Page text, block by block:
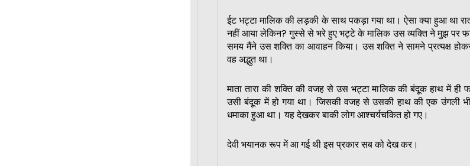
ईट भट्टा मालिक की लड़की के साथ पकड़ा गया था। ऐसा क्या हुआ था
नहीं आया लेकिन? गुस्से से भरे हुए भट्टे के मालिक उस व्यक्ति ने मुझ पर
समय मैंने उस शक्ति का आवाहन किया। उस शक्ति ने सामने प्रत्यक्ष
वह अद्भुत था।
माता तारा की शक्ति की वजह से उस भट्टा मालिक की बंदूक हाथ में
उसी बंदूक में हो गया था। जिसकी वजह से उसकी हाथ की एक उंगली
धमाका हुआ था। यह देखकर बाकी लोग आश्चर्यचकित हो गए।
देवी भयानक रूप में आ गई थी इस प्रकार सब को देख कर।